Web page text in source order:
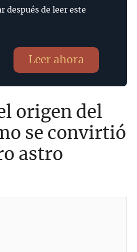
después de leer este
Leer ahora
origen del
se convirtió
astro